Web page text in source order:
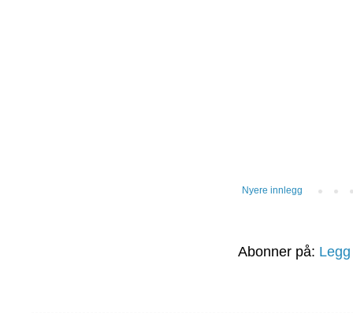
Nyere innlegg
Abonner på: